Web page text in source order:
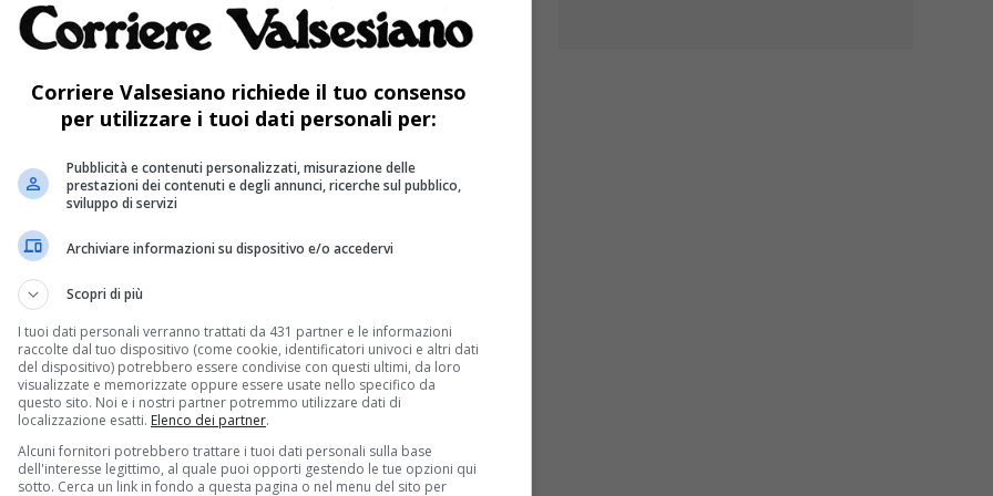
straordinari di edilizia scolastica
la Regione ha stanziato 6,2 milioni; altri 3
per realizzare piccoli interventi urgenti
abbiano compromesso l’agibilità degli
alla copertura delle spese per il
di altre strutture di appoggio temporanee,
e far proseguire le lezioni in situazioni di
voluto dall’assessorato
maggior sicurezza, tempestività di
far si che gli imprevisti non gravino sui
Corriere Valsesiano richiede il tuo consenso
per utilizzare i tuoi dati personali per:
Pubblicità e contenuti personalizzati, misurazione delle
prestazioni dei contenuti e degli annunci, ricerche sul pubblico,
sviluppo di servizi
Archiviare informazioni su dispositivo e/o accedervi
Scopri di più
I tuoi dati personali verranno trattati da 431 partner e le informazioni
raccolte dal tuo dispositivo (come cookie, identificatori univoci e altri dati
del dispositivo) potrebbero essere condivise con questi ultimi, da loro
visualizzate e memorizzate oppure essere usate nello specifico da
questo sito. Noi e i nostri partner potremmo utilizzare dati di
localizzazione esatti. Elenco dei partner.
Alcuni fornitori potrebbero trattare i tuoi dati personali sulla base
dell'interesse legittimo, al quale puoi opporti gestendo le tue opzioni qui
sotto. Cerca un link in fondo a questa pagina o nel menu del sito per